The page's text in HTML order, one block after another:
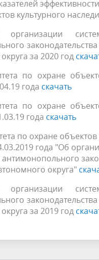
культурного
за 2020 год
по охране
года скачать
по охране
года скачать
по охране
года "Об
округа"
за 2019 год